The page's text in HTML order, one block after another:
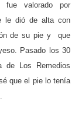
fue valorado por
le dió de alta con
de su pie y
que
Pasado los 30
de Los Remedios
que el pie lo tenía